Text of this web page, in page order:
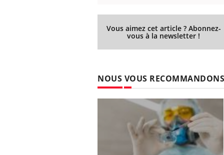
Vous aimez cet article ? Abonnez-
vous à la newsletter !
NOUS VOUS RECOMMANDONS